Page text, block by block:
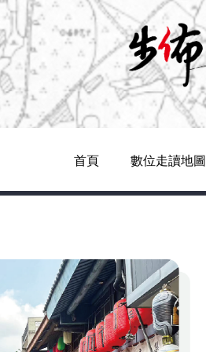
Navigation
首頁 數位走讀地圖